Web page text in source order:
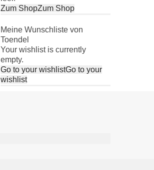
Zum ShopZum Shop
Meine Wunschliste von
Toendel
Your wishlist is currently
empty.
Go to your wishlistGo to your
wishlist